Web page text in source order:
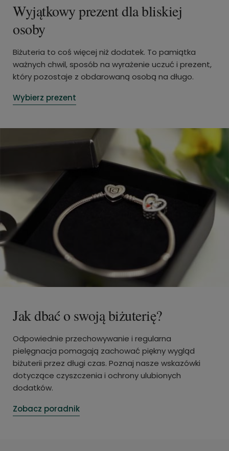
Wyjątkowy prezent dla bliskiej
osoby
Biżuteria to coś więcej niż dodatek. To pamiątka
ważnych chwil, sposób na wyrażenie uczuć i prezent,
który pozostaje z obdarowaną osobą na długo.
Wybierz prezent
Jak dbać o swoją biżuterię?
Odpowiednie przechowywanie i regularna
pielęgnacja pomagają zachować piękny wygląd
biżuterii przez długi czas. Poznaj nasze wskazówki
dotyczące czyszczenia i ochrony ulubionych
dodatków.
Zobacz poradnik